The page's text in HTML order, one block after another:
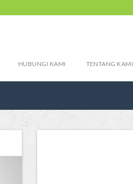
HUBUNGI KAMI TENTANG KAMI